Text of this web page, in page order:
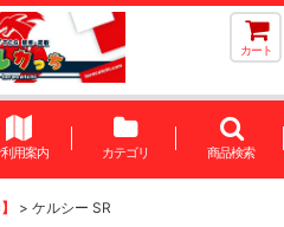
カート
用案内 カテゴリ 商品検索
> ケルシー SR